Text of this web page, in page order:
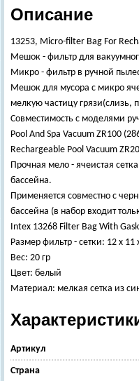
Описание
13253, Micro-filter Bag For
Мешок - фильтр для
Микро - фильтр в ручной
Мешок для мусора с микро
мелкую частицу грязи(слизь,
Совместимость с моделями
Pool And Spa Vacuum ZR100
Rechargeable Pool Vacuum
Прочная мело - ячеистая
бассейна.
Применяется совместно с
бассейна (в набор входит
Intex 13268 Filter Bag With
Размер фильтр - сетки: 12 х 11
Вес: 20 гр
Цвет: белый
Материал: мелкая сетка из
Артикул
Страна